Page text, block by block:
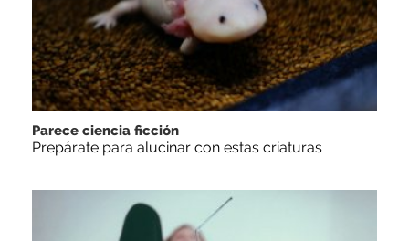
Parece ciencia ficción
Prepárate para alucinar con estas criaturas